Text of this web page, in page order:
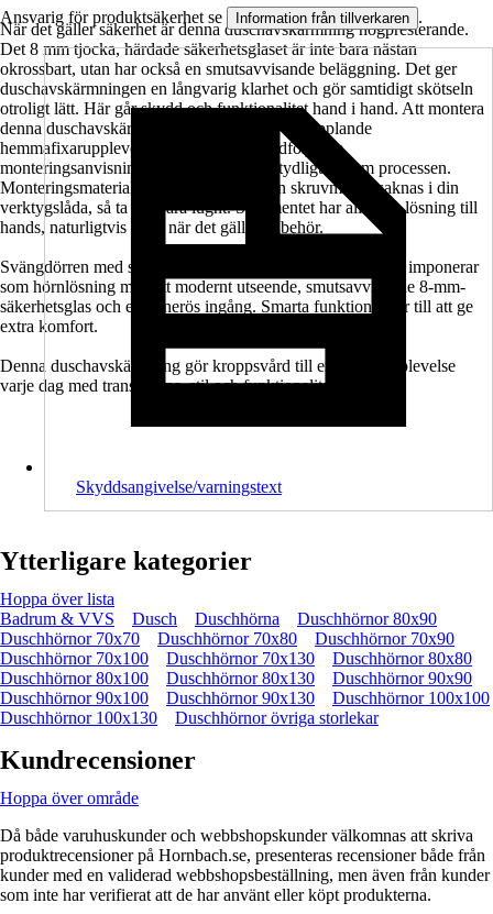
När det gäller säkerhet är denna duschavskärmning högpresterande.
Det 8 mm tjocka, härdade säkerhetsglaset är inte bara nästan
okrossbart, utan har också en smutsavvisande beläggning. Det ger
duschavskärmningen en långvarig klarhet och gör samtidigt skötseln
otroligt lätt. Här går skydd och funktionalitet hand i hand. Att montera
denna duschavskärmning artar sig till en avkopplande
hemmafixarupplevelse tack vare den medföljande
monteringsanvisningen. Den guidar dig tydligt genom processen.
Monteringsmaterialet ingår också. Om en skruvmejsel saknas i din
verktygslåda, så ta det bara lugnt. Sortimentet har alltid en lösning till
hands, naturligtvis även när det gäller tillbehör.
Svängdörren med sidovägg i serien SETTE från Jungborn imponerar
som hörnlösning med ett modernt utseende, smutsavvisande 8-mm-
säkerhetsglas och en generös ingång. Smarta funktioner ser till att ge
extra komfort.
Denna duschavskärmning gör kroppsvård till en härlig upplevelse
varje dag med transparens, stil och funktionalitet.
Ansvarig för produktsäkerhet se Information från tillverkaren .
Skyddsangivelse/varningstext
Ytterligare kategorier
Hoppa över lista
Badrum & VVS
Dusch Duschhörna
Duschhörnor 80x90
Duschhörnor 70x70
Duschhörnor 70x80
Duschhörnor 70x90
Duschhörnor 70x100
Duschhörnor 70x130
Duschhörnor 80x80
Duschhörnor 80x100
Duschhörnor 80x130
Duschhörnor 90x90
Duschhörnor 90x100
Duschhörnor 90x130
Duschhörnor 100x100
Duschhörnor 100x130
Duschhörnor övriga storlekar
Kundrecensioner
Hoppa över område
Då både varuhuskunder och webbshopskunder välkomnas att skriva
produktrecensioner på Hornbach.se, presenteras recensioner både från
kunder med en validerad webbshopsbeställning, men även från kunder
som inte har verifierat att de har använt eller köpt produkterna.